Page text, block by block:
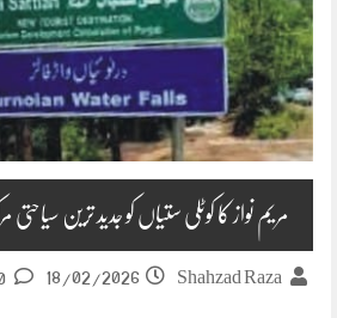
مریم نواز کا کوٹلی ستیاں کو جدید ترین سیاحتی
Shahzad Raza
18/02/2026